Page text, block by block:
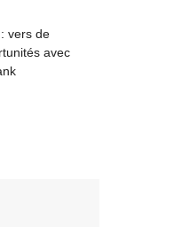
vers de
avec